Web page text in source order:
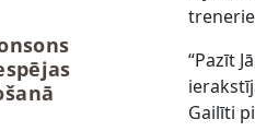
“Pazīt
Gailīti